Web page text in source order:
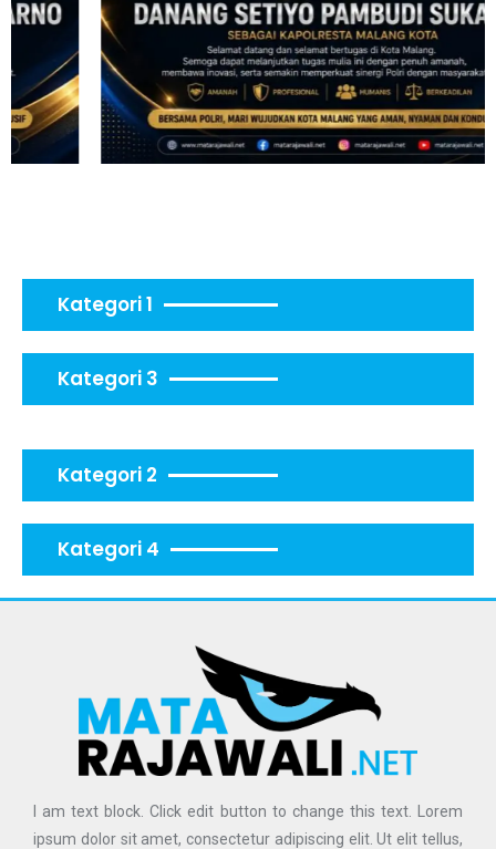
Kategori 1
Kategori 3
Kategori 2
Kategori 4
I am text block. Click edit button to change this text. Lorem
ipsum dolor sit amet, consectetur adipiscing elit. Ut elit tellus,